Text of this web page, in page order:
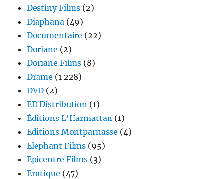
Destiny Films (2)
Diaphana (49)
Documentaire (22)
Doriane (2)
Doriane Films (8)
Drame (1 228)
DVD (2)
ED Distribution (1)
Éditions L'Harmattan (1)
Editions Montparnasse (4)
Elephant Films (95)
Epicentre Films (3)
Erotique (47)